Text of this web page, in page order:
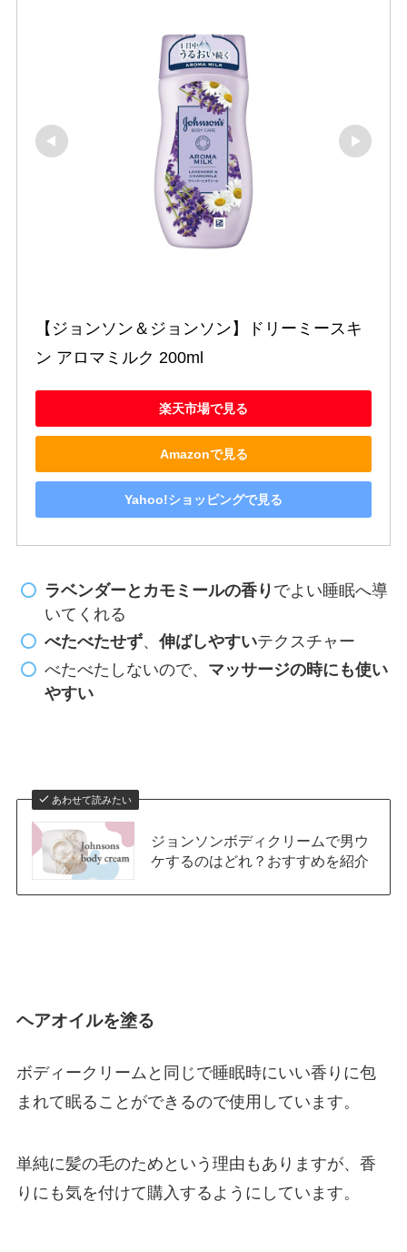
【ジョンソン＆ジョンソン】ドリーミースキ
ン アロマミルク 200ml
楽天市場で見る
Amazonで見る
Yahoo!ショッピングで見る
ラベンダーとカモミールの香り でよい睡眠へ導
いてくれる
べたべたせず、伸ばしやすいテクスチャー
べたべたしないので、 マッサージの時にも使い
やすい
あわせて読みたい
ジョンソンボディクリームで男ウ
ケするのはどれ？おすすめを紹介
ヘアオイルを塗る
ボディークリームと同じで睡眠時にいい香りに包
まれて眠ることができるので使用しています。
単純に髪の毛のためという理由もありますが、香
りにも気を付けて購入するようにしています。